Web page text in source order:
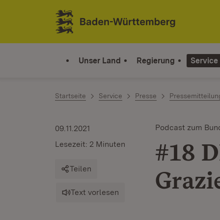
Zum Inhalt springen
Link zur Startseite
Unser Land Regierung Service
Startseite Service Presse
Podcast zum
#18
09.11.2021
Lesezeit: 2 Minuten
Teilen
Text vorlesen